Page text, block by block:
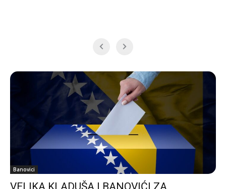
Banovici
VELIKA KLADUŠA I BANOVIĆI ZA